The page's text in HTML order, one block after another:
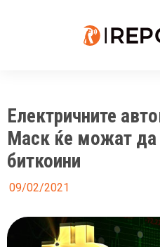
Електричните
Маск ќе можат да
биткоини
09/02/2021